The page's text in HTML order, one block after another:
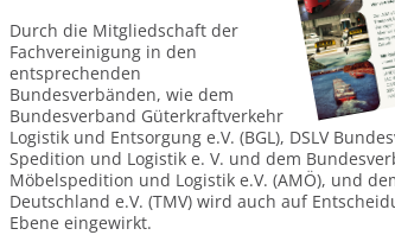
Durch die Mitgliedschaft der
Fachvereinigung in den
entsprechenden
Bundesverbänden, wie dem
Bundesverband Güterkraftverkehr
Logistik und Entsorgung e.V. (BGL), DSLV
Spedition und Logistik e. V. und dem
Möbelspedition und Logistik e.V. (AMÖ), und
Deutschland e.V. (TMV) wird auch auf
Ebene eingewirkt.